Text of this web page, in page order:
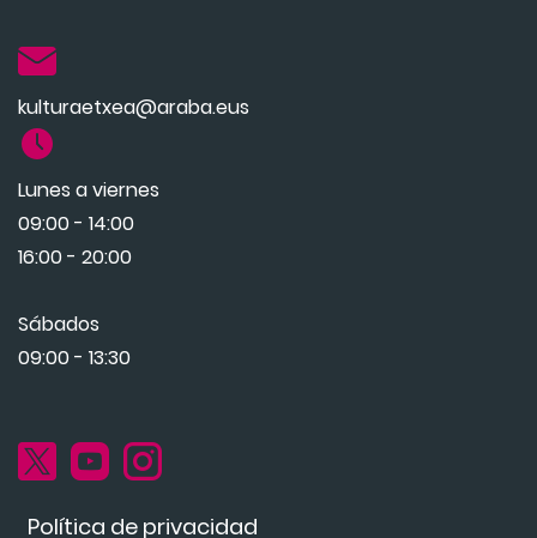
Política de privacidad
kulturaetxea@araba.eus
Lunes a viernes
09:00 - 14:00
16:00 - 20:00
Sábados
09:00 - 13:30